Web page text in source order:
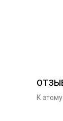
К